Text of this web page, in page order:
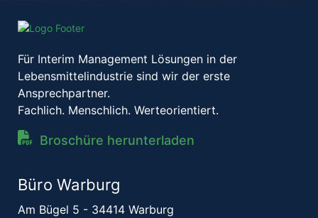
Für Interim Management Lösungen in der
Lebensmittelindustrie sind wir der erste
Ansprechpartner.
Fachlich. Menschlich. Werteorientiert.
Broschüre herunterladen
Büro Warburg
Am Bügel 5 - 34414 Warburg